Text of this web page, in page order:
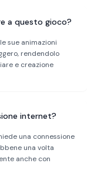
a questo gioco?
sue animazioni
rendendolo
e creazione
internet?
una connessione
una volta
anche con